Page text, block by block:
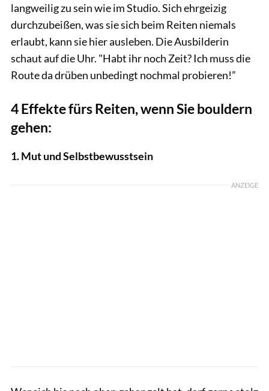
langweilig zu sein wie im Studio. Sich ehrgeizig
durchzubeißen, was sie sich beim Reiten niemals
erlaubt, kann sie hier ausleben. Die Ausbilderin
schaut auf die Uhr. "Habt ihr noch Zeit? Ich muss die
Route da drüben unbedingt nochmal probieren!”
4 Effekte fürs Reiten, wenn Sie bouldern
gehen:
1. Mut und Selbstbewusstsein
ANZEIGE